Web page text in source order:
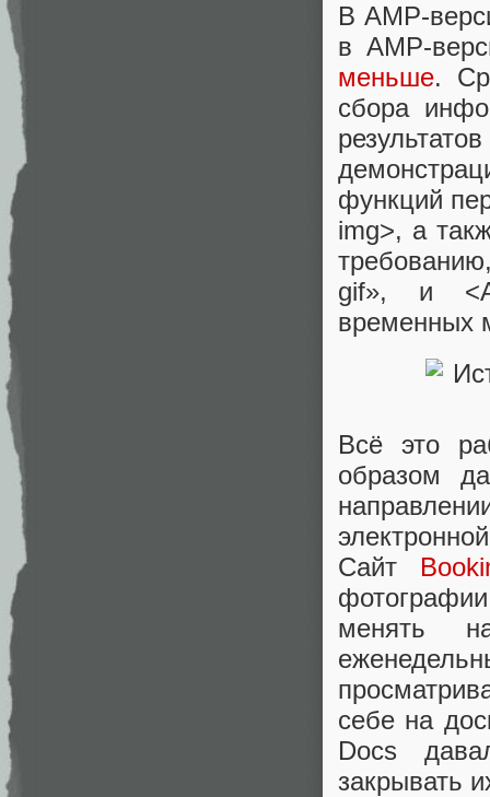
В AMP-
в AMP-
меньше.
сбора
функций
img>, а
gif», и
временных
Всё это
образом
Сайт
менять
себе на
Docs
закрывать